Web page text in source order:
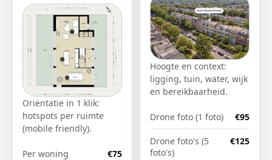
Oriëntatie in 1 klik:
hotspots per ruimte
(mobile friendly).
Per woning €75
Hoogte en context:
ligging, tuin, water, wijk
en bereikbaarheid.
Drone foto (1 foto) €95
Drone foto's (5
foto's)
€125